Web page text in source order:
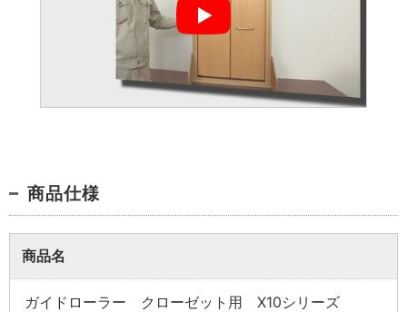
商品仕様
商品名
ガイドローラー クローゼット用 X10シリーズ
業者様向け商品とは
ない商品をご購入ください。